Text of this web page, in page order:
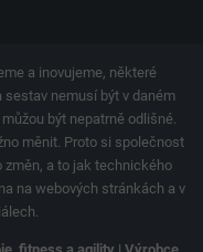
a inovujeme, některé
nemusí být v daném
být nepatrně odlišné.
měnit. Proto si společnost
změn, a to jak technického
na webových stránkách a v